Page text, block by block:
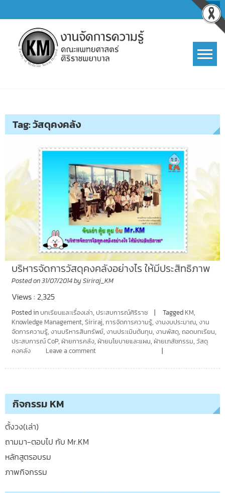
to
content
Tag:วัสดุคงคลัง
บริหารจัดการวัสดุคงคลังอย่างไร ให้มีประสิทธิภาพ
Posted on31/07/2014by Siriraj_KM
Views : 2,325
Posted in บทเรียนและเรื่องเล่า, ประสบการณ์ศิริราช Tagged KM,
Knowledge Management, Siriraj, การจัดการความรู้, งานงบประมาณ, งาน
จัดการความรู้, งานบริหารสินทรัพย์, งานประเมินต้นทุน, งานพัสดุ, ถอดบทเรียน,
ประสบการณ์ CoP, ฝ่ายการคลัง, ฝ่ายนโยบายและแผน, ฝ่ายเภสัชกรรม, วัสดุ
คงคลัง
Leave a comment
กิจกรรม KM
ตั้งวง(เล่า)
ถามมา-ตอบไป กับ Mr.KM
หลักสูตรอบรม
ภาพกิจกรรม